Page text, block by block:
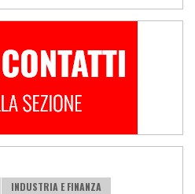
INDUSTRIA E FINANZA